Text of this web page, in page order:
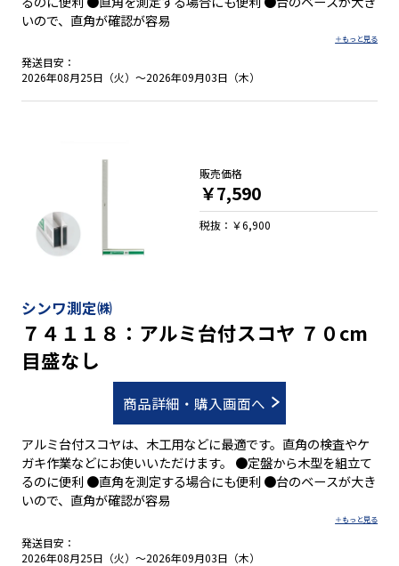
いので、直角が確認が容易
発送目安：
2026年08月25日（火）～2026年09月03日（木）
シンワ測定㈱
７４１１８：アルミ台付スコヤ ７０cm
目盛なし
商品詳細・購入画面へ
アルミ台付スコヤは、木工用などに最適です。直角の検査やケ
ガキ作業などにお使いいただけます。 ●定盤から木型を組立て
るのに便利 ●直角を測定する場合にも便利 ●台のベースが大き
いので、直角が確認が容易
発送目安：
2026年08月25日（火）～2026年09月03日（木）
販売価格
￥7,590
税抜：￥6,900